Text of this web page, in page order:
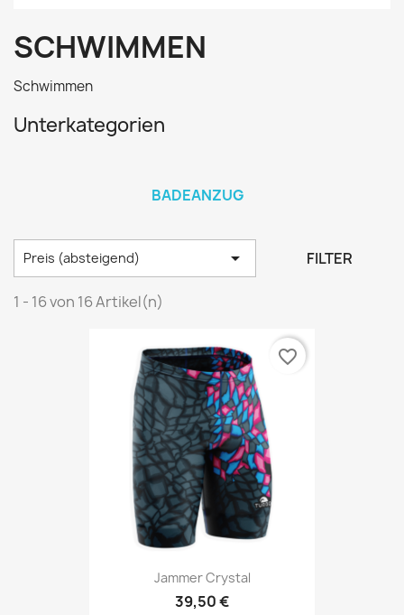
SCHWIMMEN
Schwimmen
Unterkategorien
BADEANZUG
Preis (absteigend)  FILTER
1 - 16 von 16 Artikel(n)
Jammer Crystal
39,50 €
favorite_border